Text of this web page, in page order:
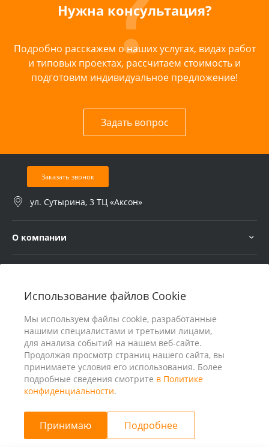
Использование файлов Cookie
Мы используем файлы cookie, разработанные
нашими специалистами и третьими лицами,
для анализа событий на нашем веб-сайте.
Продолжая просмотр страниц нашего сайта, вы
принимаете условия его использования. Более
подробные сведения смотрите в Политике
конфиденциальности.
Принимаю Подробнее
Нужна консультация?
Подробно расскажем о наших услугах, видах работ
и типовых проектах, рассчитаем стоимость и
подготовим индивидуальное предложение!
Задать вопрос
Заказать звонок
ул. Сутырина, 3 ТЦ «Аксон»
О компании